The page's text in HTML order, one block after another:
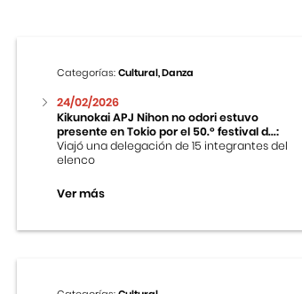
Categorías:Cultural, Danza
24/02/2026
Kikunokai APJ Nihon no odori estuvo
presente en Tokio por el 50.º festival d...:
Viajó una delegación de 15 integrantes del
elenco
Ver más